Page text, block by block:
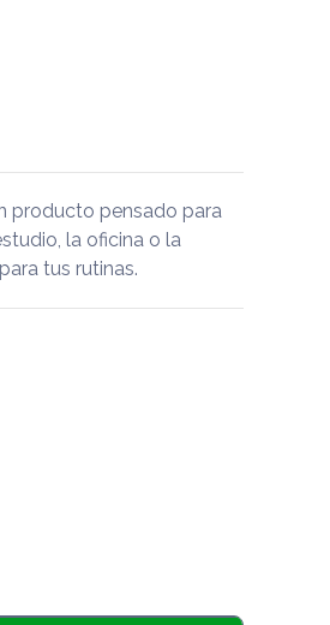
producto pensado para
la oficina o la
tus rutinas.